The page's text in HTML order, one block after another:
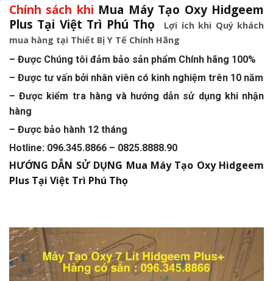
Chính sách khi Mua Máy Tạo Oxy Hidgeem
Plus Tại Việt Trì Phú Thọ
Lợi ích khi Quý khách
mua hàng tại Thiết Bị Y Tế Chính Hãng
– Được Chúng tôi đảm bảo sản phẩm Chính hãng 100%
– Được tư vấn bởi nhân viên có kinh nghiệm trên 10 năm
– Được kiểm tra hàng và hướng dẫn sử dụng khi nhận
hàng
– Được bảo hành 12 tháng
Hotline: 096.345.8866 – 0825.8888.90
HƯỚNG DẪN SỬ DỤNG Mua Máy Tạo Oxy Hidgeem
Plus Tại Việt Trì Phú Thọ